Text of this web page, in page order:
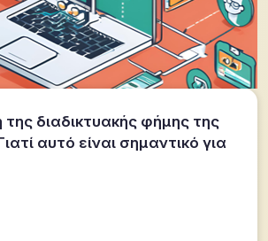
της διαδικτυακής φήμης της
αυτό είναι σημαντικό για